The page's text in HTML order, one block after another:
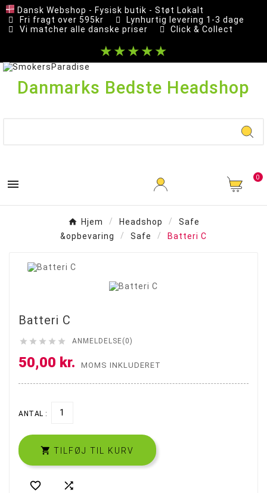
Dansk Webshop - Fysisk butik - Støt Lokalt
Fri fragt over 595kr
Lynhurtig levering 1-3 dage
Vi matcher alle danske priser
Click & Collect
★★★★★
Danmarks Bedste Headshop
 0
Hjem Headshop
Safe
&opbevaring
Safe Batteri C
Batteri C
     ANMELDELSE(0)
50,00 kr. MOMS INKLUDERET
ANTAL :
 TILFØJ TIL KURV
 